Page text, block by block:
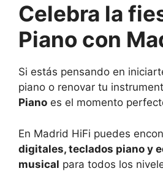
Celebra la
Piano con
Si estás pensando en
piano o renovar tu
Piano es el momento
En Madrid HiFi puedes
digitales, teclados piano y
musical para todos los